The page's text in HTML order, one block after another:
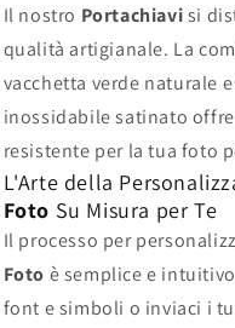
Il nostro Portachiavisi
qualità artigianale. La
vacchetta verde naturale
inossidabile satinato
resistente per la tua foto
L'Arte della
Foto Su Misura per Te
Il processo per
Foto è semplice e
font e simboli o inviaci i